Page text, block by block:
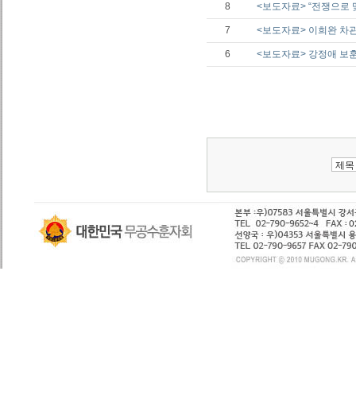
8 <보도자료> “전쟁으로
7 <보도자료> 이희완 차
6 <보도자료> 강정애 보